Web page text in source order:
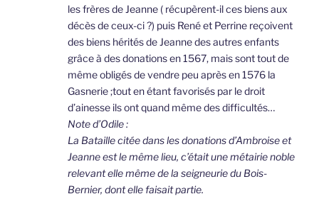
les frères de Jeanne ( récupèrent-il ces biens aux
décès de ceux-ci ?) puis René et Perrine reçoivent
des biens hérités de Jeanne des autres enfants
grâce à des donations en 1567, mais sont tout de
même obligés de vendre peu après en 1576 la
Gasnerie ;tout en étant favorisés par le droit
d’ainesse ils ont quand même des difficultés…
Note d’Odile :
La Bataille citée dans les donations d’Ambroise et
Jeanne est le même lieu, c’était une métairie noble
relevant elle même de la seigneurie du Bois-
Bernier, dont elle faisait partie.